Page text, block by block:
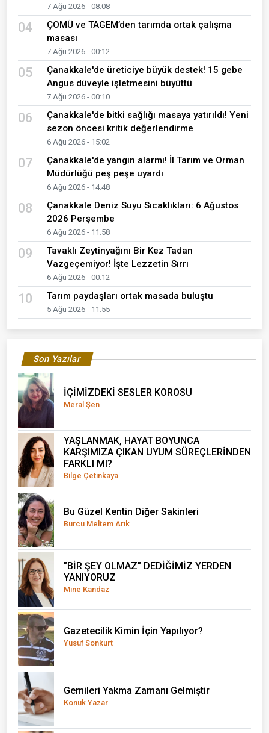
7 Ağu 2026 - 08:08
04
ÇOMÜ ve TAGEM’den tarımda ortak çalışma
masası
7 Ağu 2026 - 00:12
05
Çanakkale'de üreticiye büyük destek! 15 gebe
Angus düveyle işletmesini büyüttü
7 Ağu 2026 - 00:10
06
Çanakkale'de bitki sağlığı masaya yatırıldı! Yeni
sezon öncesi kritik değerlendirme
6 Ağu 2026 - 15:02
07
Çanakkale'de yangın alarmı! İl Tarım ve Orman
Müdürlüğü peş peşe uyardı
6 Ağu 2026 - 14:48
08
Çanakkale Deniz Suyu Sıcaklıkları: 6 Ağustos
2026 Perşembe
6 Ağu 2026 - 11:58
09
Tavaklı Zeytinyağını Bir Kez Tadan
Vazgeçemiyor! İşte Lezzetin Sırrı
6 Ağu 2026 - 00:12
10 Tarım paydaşları ortak masada buluştu
5 Ağu 2026 - 11:55
Son Yazılar
İÇİMİZDEKİ SESLER KOROSU
Meral Şen
YAŞLANMAK, HAYAT BOYUNCA
KARŞIMIZA ÇIKAN UYUM SÜREÇLERİNDEN
FARKLI MI?
Bilge Çetinkaya
Bu Güzel Kentin Diğer Sakinleri
Burcu Meltem Arık
"BİR ŞEY OLMAZ" DEDİĞİMİZ YERDEN
YANIYORUZ
Mine Kandaz
Gazetecilik Kimin İçin Yapılıyor?
Yusuf Sonkurt
Gemileri Yakma Zamanı Gelmiştir
Konuk Yazar